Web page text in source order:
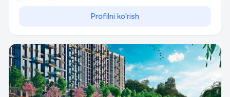
Profilni ko'rish